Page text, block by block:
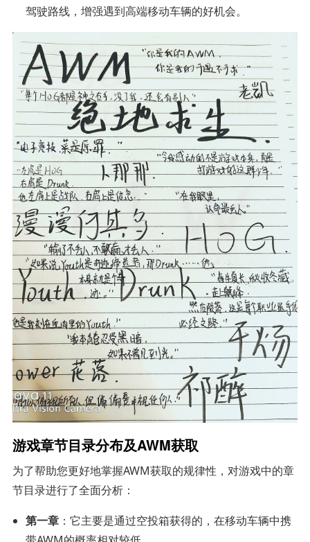
驾驶路线，增强遇到高端移动车辆的好机会。
游戏章节目录分布及AWM获取
为了帮助您更好地掌握AWM获取的规律性，对游戏中的章
节目录进行了全面分析：
第一章 ：它主要是通过空投箱获得的，在移动车辆中携